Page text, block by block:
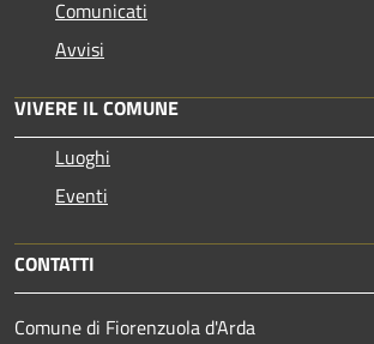
Comunicati
Avvisi
VIVERE IL COMUNE
Luoghi
Eventi
CONTATTI
Comune di Fiorenzuola d'Arda